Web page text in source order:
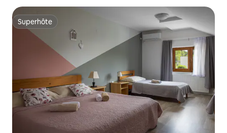
Superhôte
Superhôte